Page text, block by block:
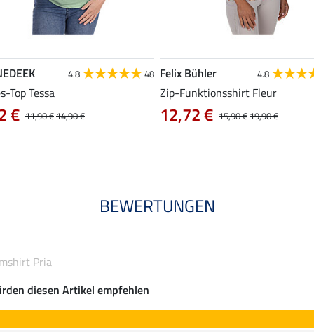
4.8 48
Top Tessa
11,90 €14,90 €
€
Felix Bühler 4.8
Zip-Funktionsshirt Fleur
15,90 €19,90 €
12,72 €
BEWERTUNGEN
Pria
diesen Artikel empfehlen